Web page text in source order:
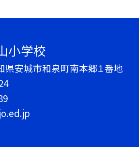
小学校
安城市和泉町南本郷１番地